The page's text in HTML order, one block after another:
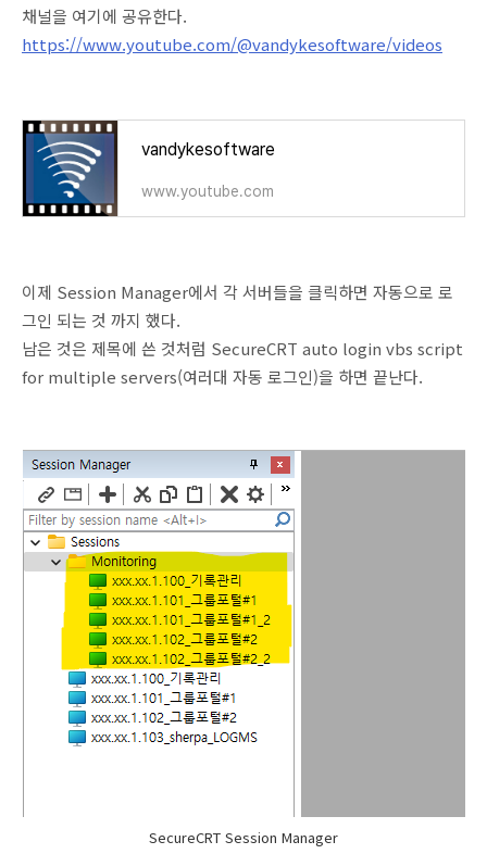
채널을 여기에 공유한다.
https://www.youtube.com/@vandykesoftware/videos
vandykesoftware
www.youtube.com
이제 Session Manager에서 각 서버들을 클릭하면 자동으로 로
그인 되는 것 까지 했다.
남은 것은 제목에 쓴 것처럼 SecureCRT auto login vbs script
for multiple servers(여러대 자동 로그인)을 하면 끝난다.
SecureCRT Session Manager